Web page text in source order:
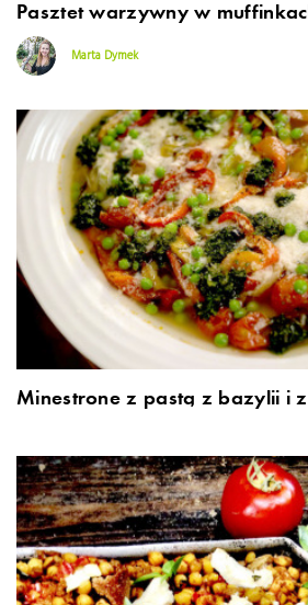
Pasztet warzywny w
Marta Dymek
Minestrone z pastą z bazylii i